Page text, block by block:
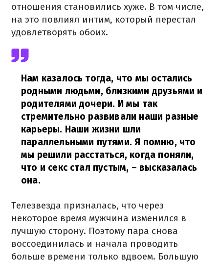
отношения становились хуже. В том числе,
на это повлиял интим, который перестал
удовлетворять обоих.
Нам казалось тогда, что мы остались
родными людьми, близкими друзьями и
родителями дочери. И мы так
стремительно развивали наши разные
карьеры. Наши жизни шли
параллельными путями. Я помню, что
мы решили расстаться, когда поняли,
что и секс стал пустым, – высказалась
она.
Телезвезда призналась, что через
некоторое время мужчина изменился в
лучшую сторону. Поэтому пара снова
воссоединилась и начала проводить
больше времени только вдвоем. Большую